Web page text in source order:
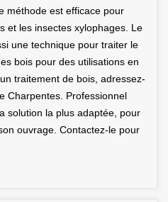
méthode est efficace pour
et les insectes xylophages. Le
une technique pour traiter le
bois pour des utilisations en
traitement de bois, adressez-
Charpentes. Professionnel
solution la plus adaptée, pour
ouvrage. Contactez-le pour